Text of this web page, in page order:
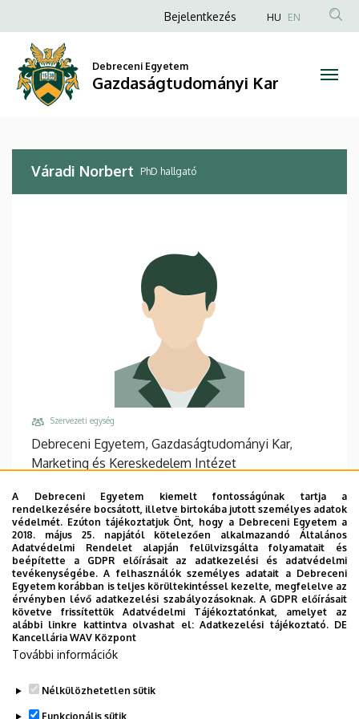
Norbert
Gazdaságtudományi
Kar
a
tartalomra
Anonim
fiók
menüje
Bejelentkezés HU EN
Debreceni Egyetem
Gazdaságtudományi Kar
Váradi Norbert PhD hallgató
Szervezeti egység
Debreceni Egyetem, Gazdaságtudományi Kar,
Marketing és Kereskedelem Intézet
+36 52 508 444 / 86929
Email
varadi.norbert@econ.unideb.hu
Cím
4032 Debrecen Böszörményi út 138
Épület, emelet, ajtó
"F" épület GTK Fényház
Website
A Debreceni Egyetem kiemelt fontosságúnak tartja a
rendelkezésére bocsátott, illetve birtokába jutott személyes adatok
védelmét. Ezúton tájékoztatjuk Önt, hogy a Debreceni Egyetem a
2018. május 25. napjától kötelezően alkalmazandó Általános
Adatvédelmi Rendelet alapján felülvizsgálta folyamatait és
beépítette a GDPR előírásait az adatkezelési és adatvédelmi
tevékenységébe. A felhasználók személyes adatait a Debreceni
Egyetem korábban is teljes körültekintéssel kezelte, megfelelve az
érvényben lévő adatkezelési szabályozásoknak. A GDPR előírásait
követve frissítettük Adatvédelmi Tájékoztatónkat, amelyet az
alábbi linkre kattintva olvashat el:Adatkezelési tájékoztató. DE
Kancellária WAV Központ
További információk
Nélkülözhetetlen sütik
Funkcionális sütik